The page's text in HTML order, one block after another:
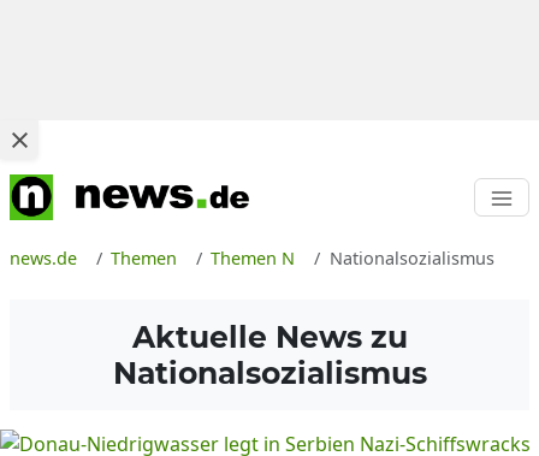
news.de Themen Themen N Nationalsozialismus
Aktuelle News zu
Nationalsozialismus